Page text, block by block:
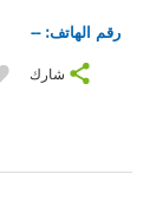
رقم الهاتف: --
شارك